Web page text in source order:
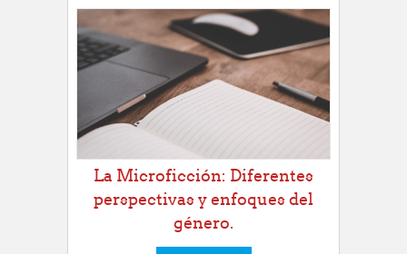
La Microficción: Diferentes
perspectivas y enfoques del
género.